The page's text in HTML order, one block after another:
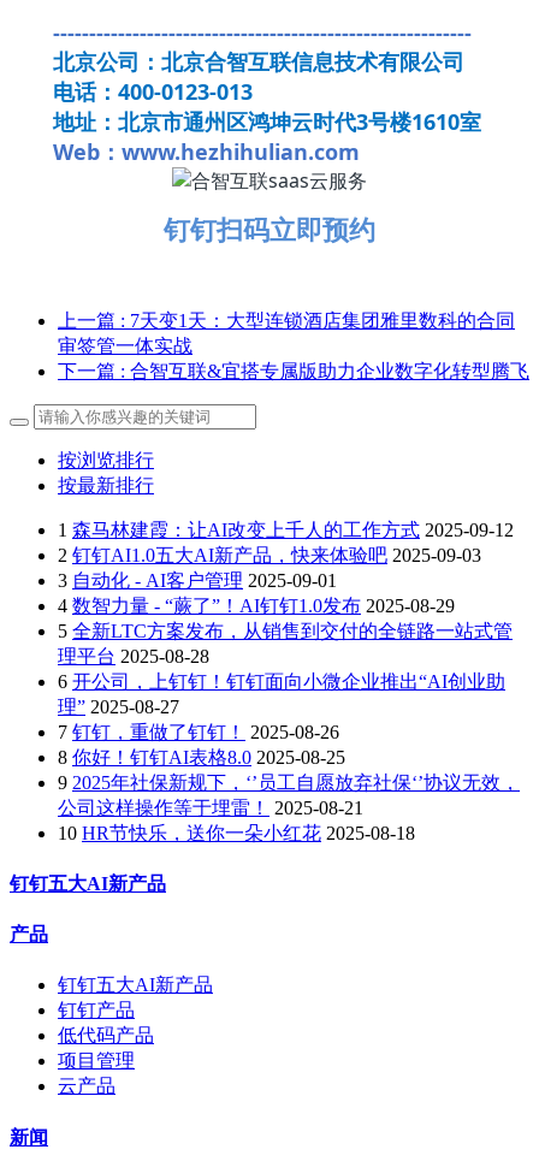
----------------------------------------------------------
北京公司：北京合智互联信息技术有限公司
电话：400-0123-013
地址：北京市通州区鸿坤云时代3号楼1610室
Web：www.hezhihulian.com
钉钉扫码立即预约
上一篇 : 7天变1天：大型连锁酒店集团雅里数科的合同
审签管一体实战
下一篇 : 合智互联&宜搭专属版助力企业数字化转型腾飞
按浏览排行
按最新排行
1 森马林建霞：让AI改变上千人的工作方式 2025-09-12
2 钉钉AI1.0五大AI新产品，快来体验吧 2025-09-03
3 自动化 - AI客户管理 2025-09-01
4 数智力量 - “蕨了”！AI钉钉1.0发布 2025-08-29
5 全新LTC方案发布，从销售到交付的全链路一站式管
理平台 2025-08-28
6 开公司，上钉钉！钉钉面向小微企业推出“AI创业助
理” 2025-08-27
7 钉钉，重做了钉钉！
2025-08-26
8 你好！钉钉AI表格8.0 2025-08-25
9 2025年社保新规下，‘’员工自愿放弃社保‘’协议无效，
公司这样操作等于埋雷！
2025-08-21
10 HR节快乐，送你一朵小红花 2025-08-18
钉钉五大AI新产品
产品
钉钉五大AI新产品
钉钉产品
低代码产品
项目管理
云产品
新闻